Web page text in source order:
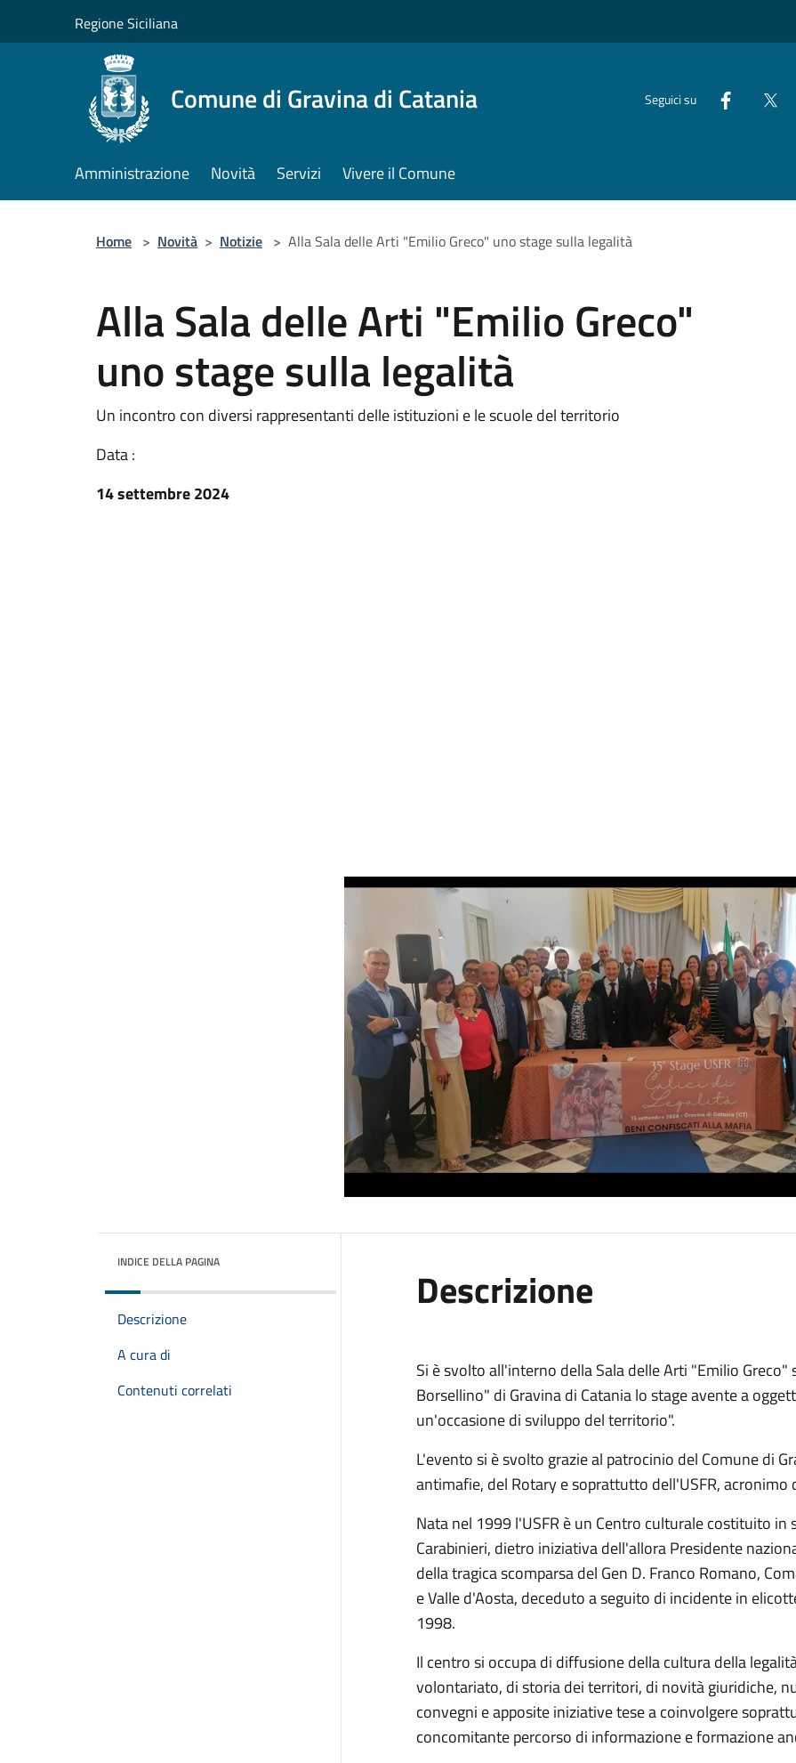
Regione Siciliana
Comune di Gravina di Catania Seguici su
Amministrazione Novità Servizi Vivere il Comune
Home > Novità > Notizie > Alla Sala delle Arti "Emilio Greco" uno stage sulla legalità
Alla Sala delle Arti "Emilio Greco"
uno stage sulla legalità
Un incontro con diversi rappresentanti delle istituzioni e le scuole del territorio
Data :
14 settembre 2024
INDICE DELLA PAGINA
Descrizione
A cura di
Contenuti correlati
Descrizione
Si è svolto all'interno della Sala delle Arti "Emilio
Borsellino" di Gravina di Catania lo stage avente a
un'occasione di sviluppo del territorio".
L'evento si è svolto grazie al patrocinio del Comune di
antimafie, del Rotary e soprattutto dell'USFR, acronimo
Nata nel 1999 l'USFR è un Centro culturale costituito in
Carabinieri, dietro iniziativa dell'allora Presidente
della tragica scomparsa del Gen D. Franco Romano,
e Valle d'Aosta, deceduto a seguito di incidente in
1998.
Il centro si occupa di diffusione della cultura della
volontariato, di storia dei territori, di novità giuridiche,
convegni e apposite iniziative tese a coinvolgere
concomitante percorso di informazione e formazione